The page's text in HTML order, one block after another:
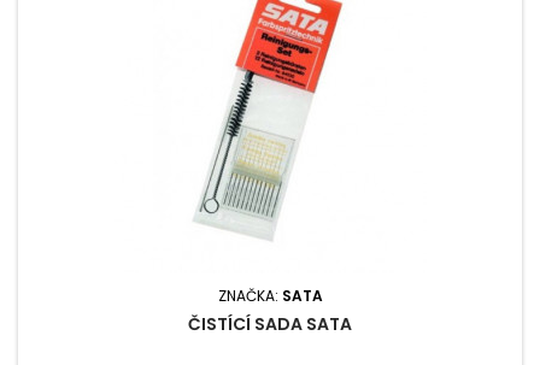
ZNAČKA: SATA
ČISTÍCÍ SADA SATA